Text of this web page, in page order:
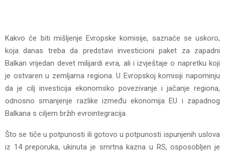
Kakvo će biti mišljenje Evropske komisije, saznaće se uskoro,
koja danas treba da predstavi investicioni paket za zapadni
Balkan vrijedan devet milijardi evra, ali i izvještaje o napretku koji
je ostvaren u zemljama regiona. U Evropskoj komisiji napominju
da je cilj investicija ekonomsko povezivanje i jačanje regiona,
odnosno smanjenje razlike između ekonomija EU i zapadnog
Balkana s ciljem bržih evrointegracija.
Što se tiče u potpunosti ili gotovo u potpunosti ispunjenih uslova
iz 14 preporuka, ukinuta je smrtna kazna u RS, osposobljen je